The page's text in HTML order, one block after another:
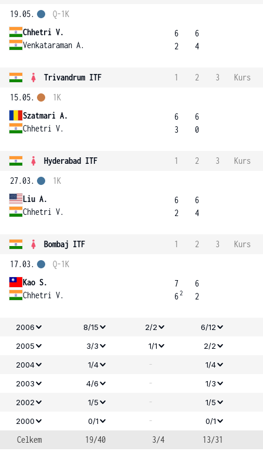
19.05.
Chhetri V.
Venkataraman A.
Q-1K
6
2
6
4
Trivandrum ITF 1 2 3
Kurs
15.05.
Szatmari A.
Chhetri V.
1K
6
3
6
0
Hyderabad ITF 1 2 3
Kurs
27.03.
Liu A.
Chhetri V.
1K
6
2
6
4
Bombaj ITF 1 2 3
Kurs
17.03.
Kao S.
Chhetri V.
Q-1K
7
62
6
2
2006 8/15 2/2
6/12
2005
3/3 1/1
2/2
2004
1/4 -
1/4
2003
4/6 -
1/3
2002
1/5 -
1/5
2000
0/1 - 0/1
Celkem 19/40 3/4 13/31